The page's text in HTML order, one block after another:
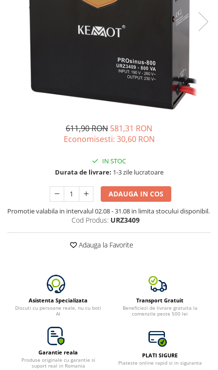
Acumulatori de stocare
Componente sisteme de balcon
611,90 RON 581,31 RON
Economisesti: 30,60 RON
IN STOC
Durata de livrare: 1-3 zile lucratoare
ADAUGA IN COS
Promotie valabila in intervalul 02.08 - 31.08 in limita stocului disponibil.
Cod Produs: URZ3409
Adauga la Favorite
Asistenta Specializata
Discuti cu persoane reale, nu cu boti
AI
Transport Gratuit
Beneficiezi de livrare gratuita la
comenzile peste 500 lei
Garantie reala
Produse originale cu garantie si
suport real in Romania
PLATI SIGURE
Plateste online rapid si in siguranta